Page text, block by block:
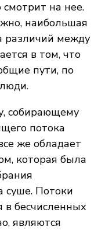
на нее.
наибольшая
различий между
в том, что
пути, по
собирающему
потока
же обладает
которая была
суше. Потоки
в бесчисленных
являются